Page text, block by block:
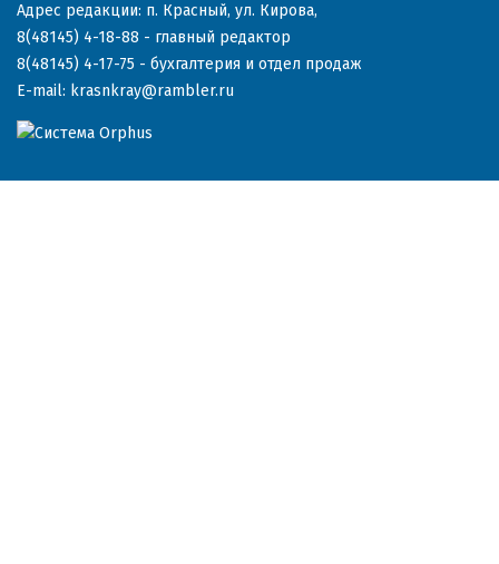
Адрес редакции: п. Красный, ул. Кирова,
8(48145) 4-18-88 - главный редактор
8(48145) 4-17-75 - бухгалтерия и отдел продаж
E-mail: krasnkray@rambler.ru